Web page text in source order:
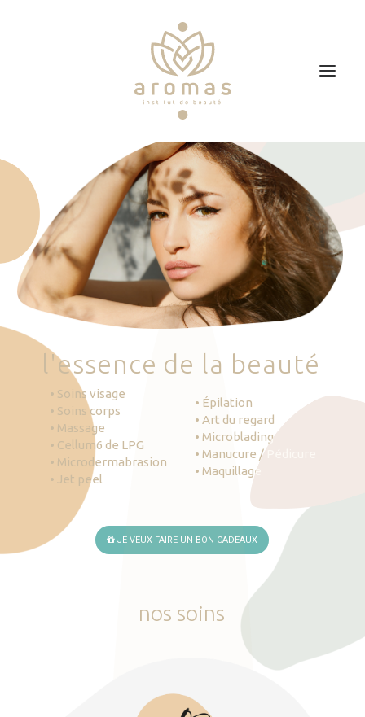
Soins
Je veux faire un bon cadeau
Plan d’accès
Prendre RDV
'essence de la beauté
• Soins visage
• Soins corps
• Massage
• Cellum6 de LPG
• Microdermabrasion
• Jet peel
• Épilation
• Art du regard
• Microblading
• Manucure / Pédicure
• Maquillage
JE VEUX FAIRE UN BON CADEAUX
nos soins